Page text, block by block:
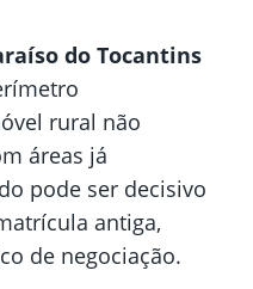
do Tocantins
rural não
áreas já
pode ser decisivo
antiga,
de negociação.